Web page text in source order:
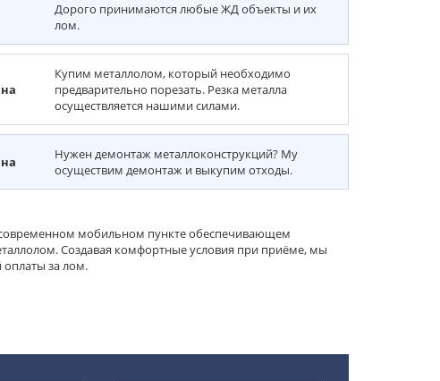
Дорого принимаются любые ЖД объекты и их
лом.
Купим металлолом, который необходимо
предварительно порезать. Резка металла
осуществляется нашими силами.
Нужен демонтаж металлоконструкций? Му
осуществим демонтаж и выкупим отходы.
современном мобильном пункте обеспечивающем
Создавая комфортные условия при приёме, мы
оплаты за лом.